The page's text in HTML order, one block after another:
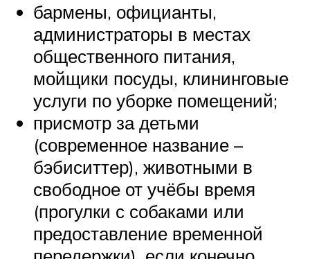
бармены, официанты,
администраторы в местах
общественного питания,
мойщики посуды, клининговые
услуги по уборке помещений;
присмотр за детьми
(современное название –
бэбиситтер), животными в
свободное от учёбы время
(прогулки с собаками или
предоставление временной